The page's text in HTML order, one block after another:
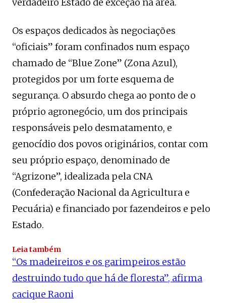
Os espaços dedicados às negociações
“oficiais” foram confinados num espaço
chamado de “Blue Zone” (Zona Azul),
protegidos por um forte esquema de
segurança. O absurdo chega ao ponto de o
próprio agronegócio, um dos principais
responsáveis pelo desmatamento, e
genocídio dos povos originários, contar com
seu próprio espaço, denominado de
“Agrizone”, idealizada pela CNA
(Confederação Nacional da Agricultura e
Pecuária) e financiado por fazendeiros e pelo
Estado.
Leia também
“Os madeireiros e os garimpeiros estão
destruindo tudo que há de floresta”, afirma
cacique Raoni